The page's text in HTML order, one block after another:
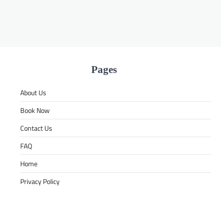
Pages
About Us
Book Now
Contact Us
FAQ
Home
Privacy Policy